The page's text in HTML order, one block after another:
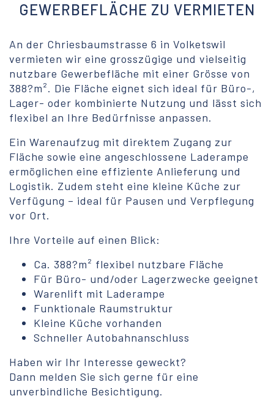
GEWERBEFLÄCHE ZU VERMIETEN
An der Chriesbaumstrasse 6 in Volketswil
vermieten wir eine grosszügige und vielseitig
nutzbare Gewerbefläche mit einer Grösse von
388?m². Die Fläche eignet sich ideal für Büro-,
Lager- oder kombinierte Nutzung und lässt sich
flexibel an Ihre Bedürfnisse anpassen.
Ein Warenaufzug mit direktem Zugang zur
Fläche sowie eine angeschlossene Laderampe
ermöglichen eine effiziente Anlieferung und
Logistik. Zudem steht eine kleine Küche zur
Verfügung – ideal für Pausen und Verpflegung
vor Ort.
Ihre Vorteile auf einen Blick:
Ca. 388?m² flexibel nutzbare Fläche
Für Büro- und/oder Lagerzwecke geeignet
Warenlift mit Laderampe
Funktionale Raumstruktur
Kleine Küche vorhanden
Schneller Autobahnanschluss
Haben wir Ihr Interesse geweckt?
Dann melden Sie sich gerne für eine
unverbindliche Besichtigung.